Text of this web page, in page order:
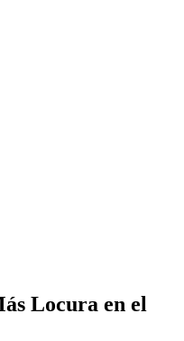
Locura en el